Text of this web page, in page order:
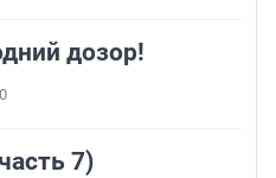
дозор!
7)